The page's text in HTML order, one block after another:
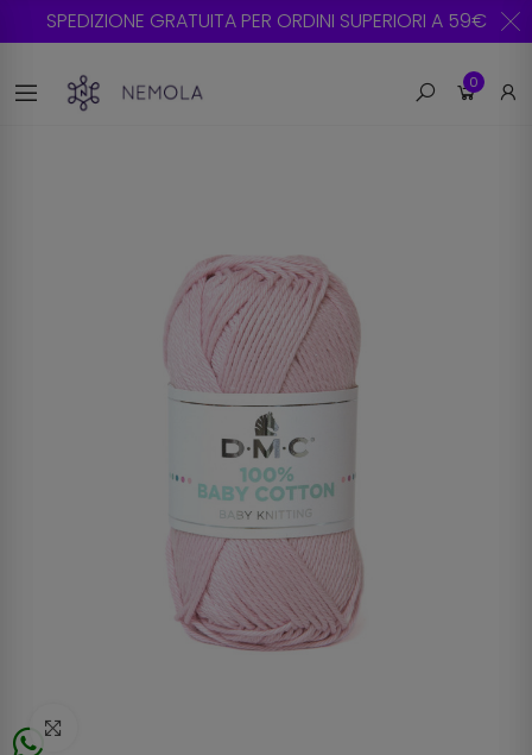
SPEDIZIONE GRATUITA PER ORDINI SUPERIORI A 59€
0